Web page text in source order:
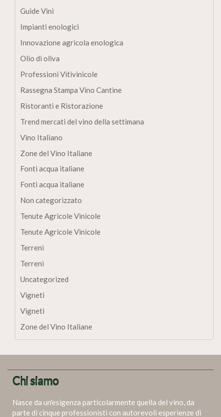
Guide Vini
Impianti enologici
Innovazione agricola enologica
Olio di oliva
Professioni Vitivinicole
Rassegna Stampa Vino Cantine
Ristoranti e Ristorazione
Trend mercati del vino della settimana
Vino Italiano
Zone del Vino Italiane
Fonti acqua italiane
Fonti acqua italiane
Non categorizzato
Tenute Agricole Vinicole
Tenute Agricole Vinicole
Terreni
Terreni
Uncategorized
Vigneti
Vigneti
Zone del Vino Italiane
Chi siamo
Nasce da un'esigenza particolarmente quella del vino, da
parte di cinque professionisti con autorevoli esperienze di